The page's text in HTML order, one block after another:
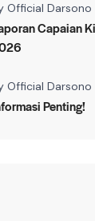
Official Darsono
Capaian
Official Darsono
Penting!